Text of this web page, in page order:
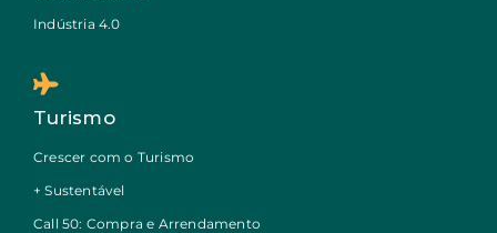
Indústria 4.0
Turismo
Crescer com o Turismo
+ Sustentável
Call 50: Compra e Arrendamento